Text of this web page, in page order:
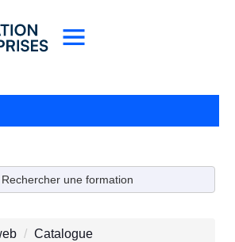
Rechercher une formation
Catalogue